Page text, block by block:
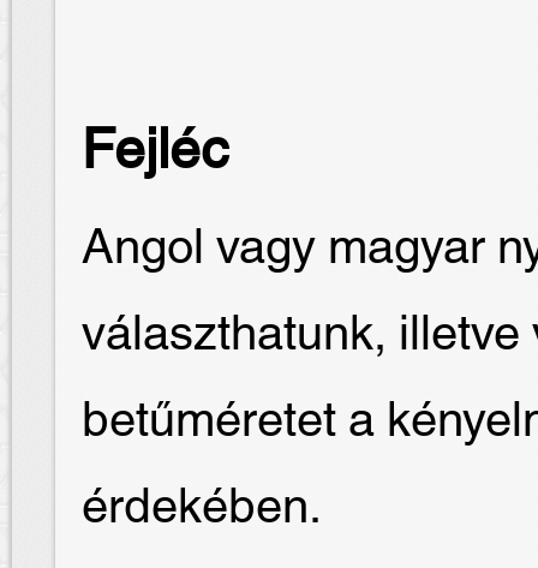
Fejléc
Angol vagy magyar
választhatunk,
betűméretet a
érdekében.